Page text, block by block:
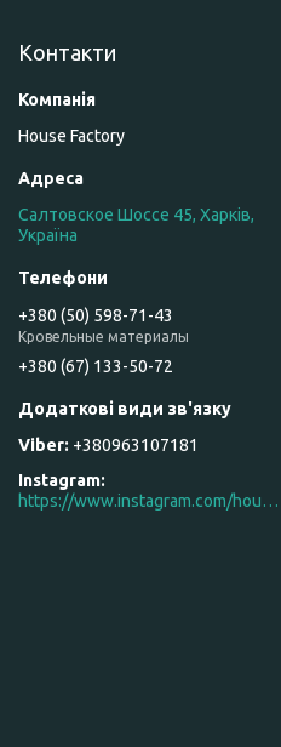
Контакти
House Factory
Салтовское Шоссе 45, Харків,
Україна
+380 (50) 598-71-43
Кровельные материалы
+380 (67) 133-50-72
+380963107181
Instagram
https://www.instagram.com/house_factory_ua